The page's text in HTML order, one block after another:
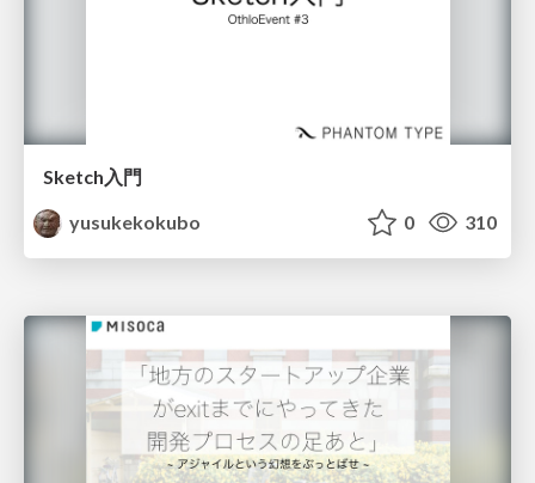
Sketch入門
yusukekokubo
0 310